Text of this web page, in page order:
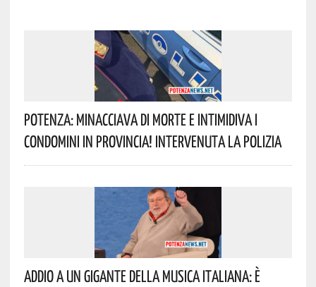
Potenza: Minacciava Di Morte E Intimidiva I
Condomini In Provincia! Intervenuta La Polizia
Addio A Un Gigante Della Musica Italiana: È